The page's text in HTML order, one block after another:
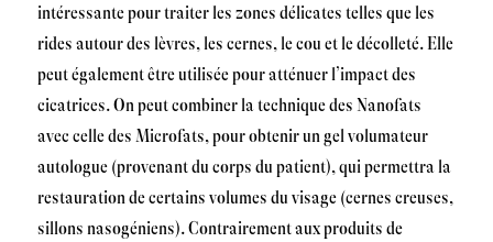
intéressante pour traiter les zones délicates telles que les
rides autour des lèvres, les cernes, le cou et le décolleté. Elle
peut également être utilisée pour atténuer l’impact des
cicatrices. On peut combiner la technique des Nanofats
avec celle des Microfats, pour obtenir un gel volumateur
autologue (provenant du corps du patient), qui permettra la
restauration de certains volumes du visage (cernes creuses,
sillons nasogéniens). Contrairement aux produits de